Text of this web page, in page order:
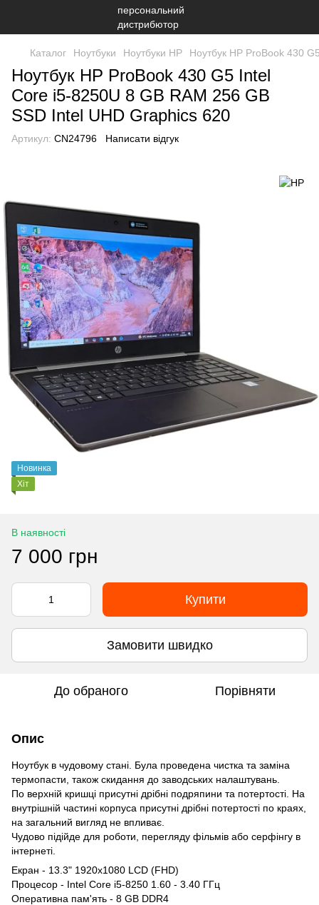
Каталог Ноутбуки Ноутбуки HP Ноутбук HP ProBook 430
Ноутбук HP ProBook 430 G5 Intel
Core i5-8250U 8 GB RAM 256 GB
SSD Intel UHD Graphics 620
Артикул: CN24796 Написати відгук
Новинка
Хіт
В наявності
7 000 грн
Купити
Замовити швидко
До обраного Порівняти
Опис
Ноутбук в чудовому стані. Була проведена чистка та заміна
термопасти, також скидання до заводських налаштувань.
По верхній кришці присутні дрібні подряпини та потертості. На
внутрішній частині корпуса присутні дрібні потертості по краях,
на загальний вигляд не впливає.
Чудово підійде для роботи, перегляду фільмів або серфінгу в
інтернеті.
Екран - 13.3" 1920x1080 LCD (FHD)
Процесор - Intel Core i5-8250 1.60 - 3.40 ГГц
Оперативна пам'ять - 8 GB DDR4